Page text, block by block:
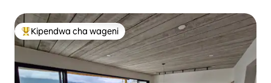
Kipendwa maarufu cha wageni
Kipendwa cha wageni